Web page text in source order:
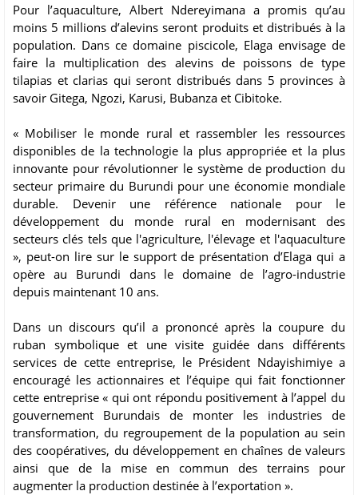
Pour l’aquaculture, Albert Ndereyimana a promis qu’au
moins 5 millions d’alevins seront produits et distribués à la
population. Dans ce domaine piscicole, Elaga envisage de
faire la multiplication des alevins de poissons de type
tilapias et clarias qui seront distribués dans 5 provinces à
savoir Gitega, Ngozi, Karusi, Bubanza et Cibitoke.
« Mobiliser le monde rural et rassembler les ressources
disponibles de la technologie la plus appropriée et la plus
innovante pour révolutionner le système de production du
secteur primaire du Burundi pour une économie mondiale
durable. Devenir une référence nationale pour le
développement du monde rural en modernisant des
secteurs clés tels que l'agriculture, l'élevage et l'aquaculture
», peut-on lire sur le support de présentation d’Elaga qui a
opère au Burundi dans le domaine de l’agro-industrie
depuis maintenant 10 ans.
Dans un discours qu’il a prononcé après la coupure du
ruban symbolique et une visite guidée dans différents
services de cette entreprise, le Président Ndayishimiye a
encouragé les actionnaires et l’équipe qui fait fonctionner
cette entreprise « qui ont répondu positivement à l’appel du
gouvernement Burundais de monter les industries de
transformation, du regroupement de la population au sein
des coopératives, du développement en chaînes de valeurs
ainsi que de la mise en commun des terrains pour
augmenter la production destinée à l’exportation ».